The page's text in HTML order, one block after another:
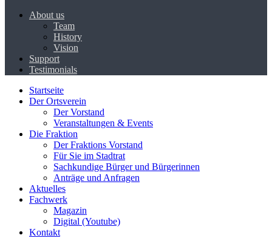
About us
Team
History
Vision
Support
Testimonials
Startseite
Der Ortsverein
Der Vorstand
Veranstaltungen & Events
Die Fraktion
Der Fraktions Vorstand
Für Sie im Stadtrat
Sachkundige Bürger und Bürgerinnen
Anträge und Anfragen
Aktuelles
Fachwerk
Magazin
Digital (Youtube)
Kontakt